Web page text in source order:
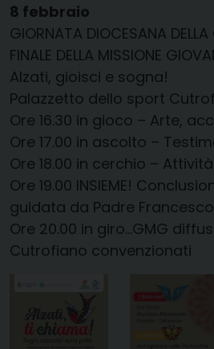
8 febbraio
GIORNATA DIOCESANA DELLA
FINALE DELLA MISSIONE
Alzati, gioisci e sogna!
Palazzetto dello sport
Ore 16.30 in gioco – Arte,
Ore 17.00 in ascolto –
Ore 18.00 in cerchio –
Ore 19.00 INSIEME!
guidata da Padre Francesco
Ore 20.00 in giro…GMG
Cutrofiano convenzionati